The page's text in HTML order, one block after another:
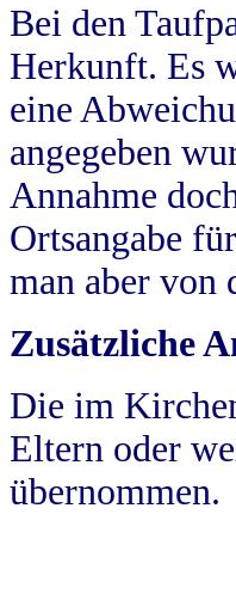
Bei den
Herkunft. Es
eine
angegeben
Annahme
Ortsangabe
man aber von
Zusätzliche
Die im
Eltern oder
übernommen.